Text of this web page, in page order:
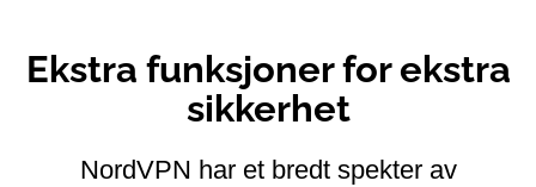
Ekstra funksjoner for ekstra
sikkerhet
NordVPN har et bredt spekter av